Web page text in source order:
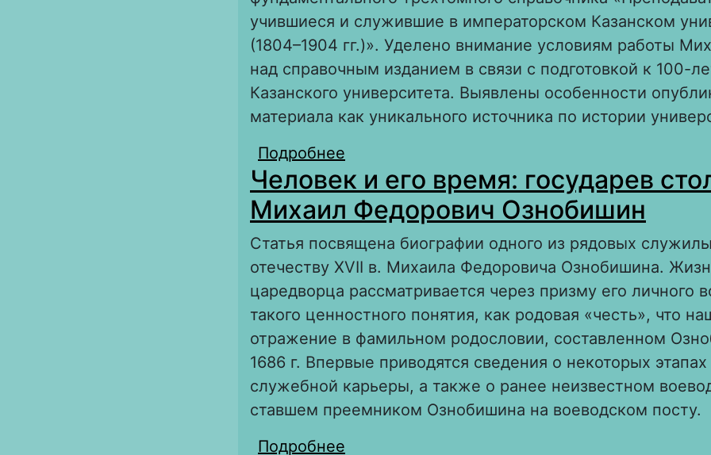
учившиеся и служившие в императорском Казанском
(1804–1904 гг.)». Уделено внимание условиям работы
над справочным изданием в связи с подготовкой к 100-
Казанского университета. Выявлены особенности
материала как уникального источника по истории
Подробнее
Алексей Иванович Михайловский в истории
университета
Человек и его время: государев
Михаил Федорович Ознобишин
Статья посвящена биографии одного из рядовых
отечеству XVII в. Михаила Федоровича Ознобишина.
царедворца рассматривается через призму его личного
такого ценностного понятия, как родовая «честь», что
отражение в фамильном родословии, составленном
1686 г. Впервые приводятся сведения о некоторых этапах
служебной карьеры, а также о ранее неизвестном
ставшем преемником Ознобишина на воеводском посту.
Подробнее